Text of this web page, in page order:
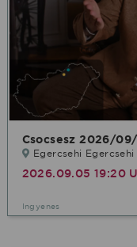
Csocsesz 2026/
Egercsehi Egercsehi
2026.09.05 19:20
Ingyenes